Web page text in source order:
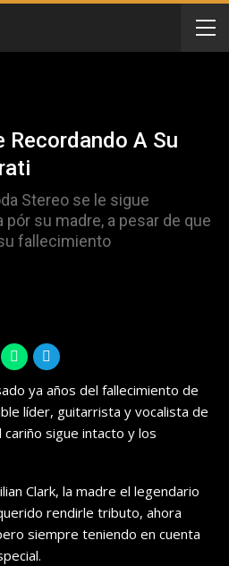
Recordando A Su
Stereo se le sigue
su madre, a pesar de que
fallecimiento
ya años del fallecimiento de
líder, guitarrista y vocalista de
sigue intacto y los
Clark, la madre el legendario
rendirle tributo, ahora
siempre teniendo en cuenta